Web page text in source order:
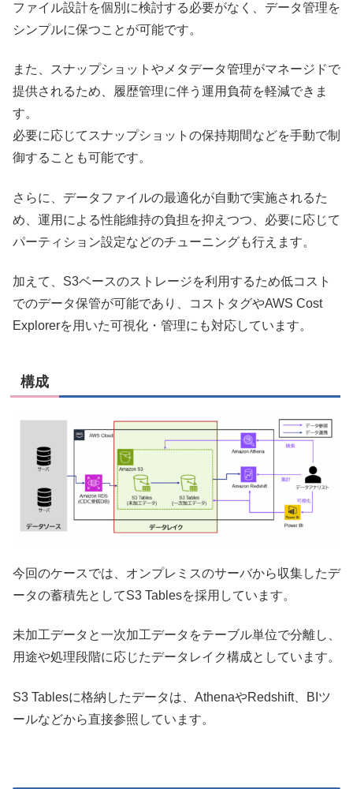
ファイル設計を個別に検討する必要がなく、データ管理を
シンプルに保つことが可能です。
また、スナップショットやメタデータ管理がマネージドで
提供されるため、履歴管理に伴う運用負荷を軽減できま
す。
必要に応じてスナップショットの保持期間などを手動で制
御することも可能です。
さらに、データファイルの最適化が自動で実施されるた
め、運用による性能維持の負担を抑えつつ、必要に応じて
パーティション設定などのチューニングも行えます。
加えて、S3ベースのストレージを利用するため低コスト
でのデータ保管が可能であり、コストタグやAWS Cost
Explorerを用いた可視化・管理にも対応しています。
構成
今回のケースでは、オンプレミスのサーバから収集したデ
ータの蓄積先としてS3 Tablesを採用しています。
未加工データと一次加工データをテーブル単位で分離し、
用途や処理段階に応じたデータレイク構成としています。
S3 Tablesに格納したデータは、AthenaやRedshift、BIツ
ールなどから直接参照しています。